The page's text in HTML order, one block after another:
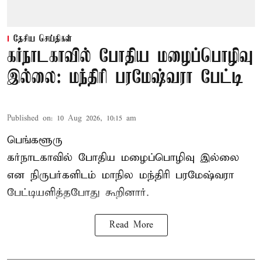
தேசிய செய்திகள்
கர்நாடகாவில் போதிய மழைப்பொழிவு
இல்லை: மந்திரி பரமேஷ்வரா பேட்டி
Published on: 10 Aug 2026, 10:15 am
பெங்களூரு
கர்நாடகாவில் போதிய மழைப்பொழிவு இல்லை
என நிருபர்களிடம் மாநில மந்திரி பரமேஷ்வரா
பேட்டியளித்தபோது கூறினார்.
Read More